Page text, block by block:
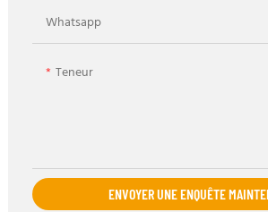
Whatsapp
Teneur
ENVOYER UNE ENQUÊTE